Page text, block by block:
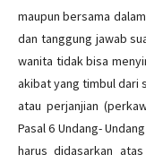
maupun bersama
dan tanggung jawab
wanita tidak bisa
akibat yang timbul dari
atau perjanjian
Pasal 6 Undang-
harus didasarkan